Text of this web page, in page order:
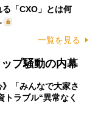
「CXO」とは何
一覧を見る
プ騒動の内幕
》「みんなで大家さ
トラブル“異常なく